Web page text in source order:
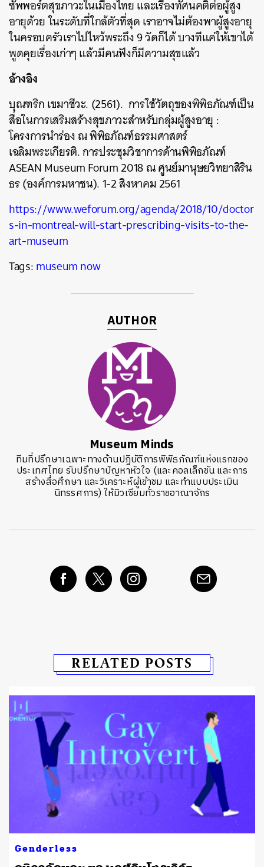
ซัพพอร์ตสุขภาวะในเมืองไทย และเรื่องทัศนคติต่อผู้สูง
อายุด้วย ในระดับที่ใกล้ตัวที่สุด เราอาจไม่ต้องพาผู้สูงอายุ
ในครอบครัวเราไปไหว้พระถึง 9 วัดก็ได้ บางทีแค่ให้เขาได้
พูดคุยเรื่องเก่าๆ แล้วมีคนฟังก็มีความสุขแล้ว
อ้างอิง
บุณฑริก เขมาชีวะ. (2561). การใช้วัตถุของพิพิธภัณฑ์เป็น
สื่อในการเสริมสร้างสุขภาวะสำหรับกลุ่มผู้สูงอายุ :
โครงการนำร่อง ณ พิพิธภัณฑ์ธรรมศาสตร์
เฉลิมพระเกียรติ. การประชุมวิชาการด้านพิพิธภัณฑ์
ASEAN Museum Forum 2018 ณ ศูนย์มานุษยวิทยาสิริน
ธร (องค์การมหาชน). 1-2 สิงหาคม 2561
https://www.weforum.org/agenda/2018/10/doctor
s-in-montreal-will-start-prescribing-visits-to-the-
art-museum
Tags:museum now
AUTHOR
Museum Minds
ทีมที่ปรึกษาเฉพาะทางด้านปฏิบัติการพิพิธภัณฑ์แห่งแรกของ
ประเทศไทย รับปรึกษาปัญหาหัวใจ (และคอลเล็กชัน และการ
สร้างสื่อศึกษา และวิเคราะห์ผู้เข้าชม และทำแบบประเมิน
นิทรรศการ) ให้มิวเซียมทั่วราชอาณาจักร
RELATED POSTS
Genderless